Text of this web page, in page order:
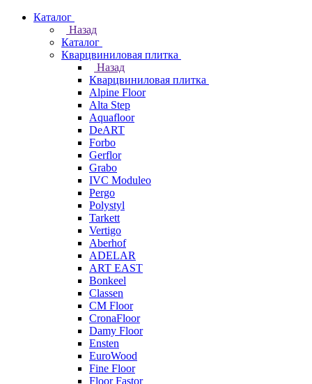
Каталог
Назад
Каталог
Кварцвиниловая плитка
Назад
Кварцвиниловая плитка
Alpine Floor
Alta Step
Aquafloor
DeART
Forbo
Gerflor
Grabo
IVC Moduleo
Pergo
Polystyl
Tarkett
Vertigo
Aberhof
ADELAR
ART EAST
Bonkeel
Classen
CM Floor
CronaFloor
Damy Floor
Ensten
EuroWood
Fine Floor
Floor Fastor